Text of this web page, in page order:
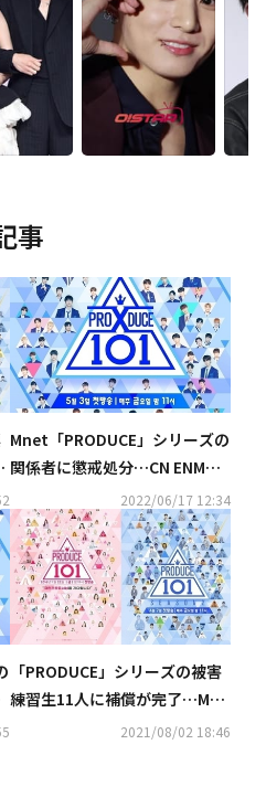
事
Mnet「PRODUCE」シリーズの
関係者に懲戒処分…CN ENMが
発表「手続きが終了」2022/06/17 12:34
「PRODUCE」シリーズの被害
練習生11人に補償が完了…Mne
tがコメント“残り1人とは協議
2021/08/02 18:46